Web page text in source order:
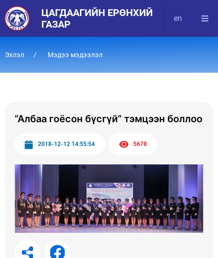
ЦАГДААГИЙН ЕРӨНХИЙ
ГАЗАР
en
Эхлэл Мэдээ мэдээлэл
“Албаа гоёсон бүсгүй” тэмцээн боллоо
2018-12-12 14:55:54 5678